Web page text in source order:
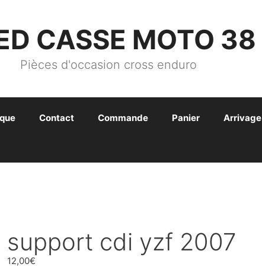
CASSE MOTO 38
Pièces d'occasion cross enduro
Contact Commande Panier Arrivage
support cdi yzf 2007
12,00€